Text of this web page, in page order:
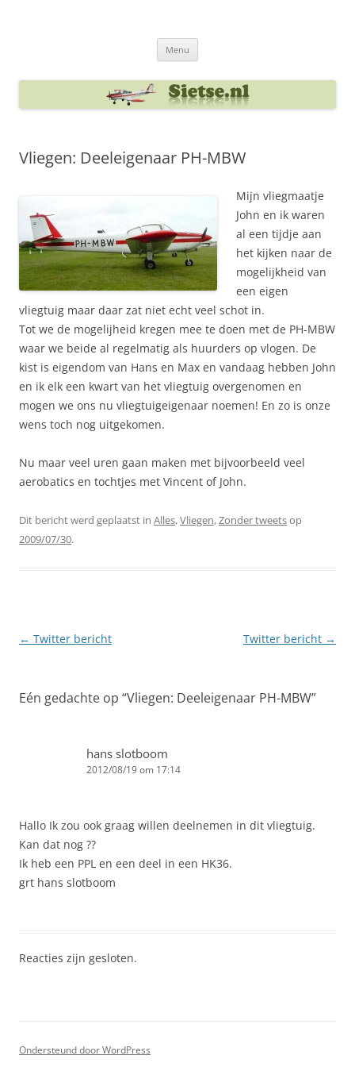
Menu
Vliegen: Deeleigenaar PH-MBW
Mijn vliegmaatje
John en ik waren
al een tijdje aan
het kijken naar de
mogelijkheid van
een eigen
vliegtuig maar daar zat niet echt veel schot in.
Tot we de mogelijheid kregen mee te doen met de PH-MBW
waar we beide al regelmatig als huurders op vlogen. De
kist is eigendom van Hans en Max en vandaag hebben John
en ik elk een kwart van het vliegtuig overgenomen en
mogen we ons nu vliegtuigeigenaar noemen! En zo is onze
wens toch nog uitgekomen.
Nu maar veel uren gaan maken met bijvoorbeeld veel
aerobatics en tochtjes met Vincent of John.
Dit bericht werd geplaatst in Alles,Vliegen,Zonder tweetsop
2009/07/30.
Berichtnavigatie
← Twitter bericht Twitter bericht →
Eén gedachte op “Vliegen: Deeleigenaar PH-MBW”
hans slotboom
2012/08/19 om 17:14
Hallo Ik zou ook graag willen deelnemen in dit vliegtuig.
Kan dat nog ??
Ik heb een PPL en een deel in een HK36.
grt hans slotboom
Reacties zijn gesloten.
Ondersteund door WordPress